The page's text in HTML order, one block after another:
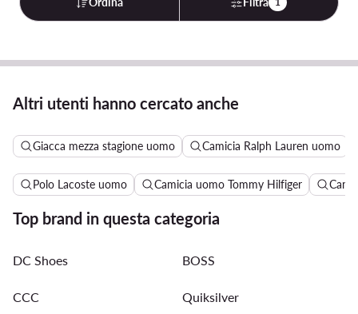
Altri utenti hanno cercato anche
Giacca mezza stagione uomo Camicia Ralph Lauren uomo
Polo Lacoste uomo Camicia uomo Tommy Hilfiger
Top brand in questa categoria
DC Shoes BOSS
CCC Quiksilver